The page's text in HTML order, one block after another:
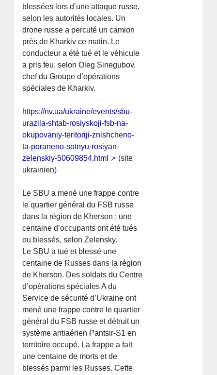
blessées lors d’une attaque russe,
selon les autorités locales. Un
drone russe a percuté un camion
près de Kharkiv ce matin. Le
conducteur a été tué et le véhicule
a pris feu, selon Oleg Sinegubov,
chef du Groupe d’opérations
spéciales de Kharkiv.
https://nv.ua/ukraine/events/sbu-
urazila-shtab-rosiyskoji-fsb-na-
okupovaniy-teritoriji-znishcheno-
ta-poraneno-sotnyu-rosiyan-
zelenskiy-50609854.html
(site
ukrainien)
Le SBU a mené une frappe contre
le quartier général du FSB russe
dans la région de Kherson : une
centaine d’occupants ont été tués
ou blessés, selon Zelensky.
Le SBU a tué et blessé une
centaine de Russes dans la région
de Kherson. Des soldats du Centre
d’opérations spéciales A du
Service de sécurité d’Ukraine ont
mené une frappe contre le quartier
général du FSB russe et détruit un
système antiaérien Pantsir-S1 en
territoire occupé. La frappe a fait
une centaine de morts et de
blessés parmi les Russes. Cette